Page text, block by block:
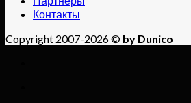
Контакты
Copyright 2007-2026 © by Dunico